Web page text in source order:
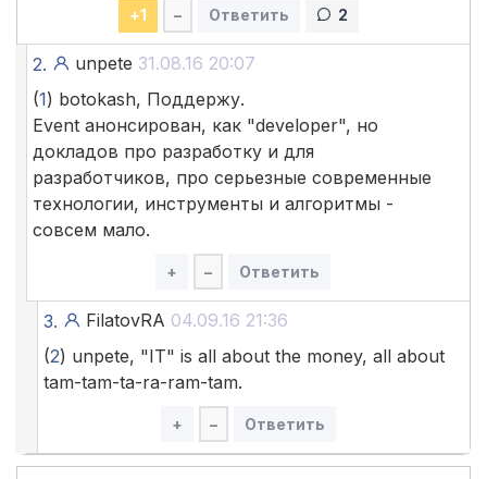
+1 – Ответить 2
2. unpete 31.08.16 20:07
(1) botokash, Поддержу.
Event анонсирован, как "developer", но
докладов про разработку и для
разработчиков, про серьезные современные
технологии, инструменты и алгоритмы -
совсем мало.
+ – Ответить
3. FilatovRA 04.09.16 21:36
(2) unpete, "IT" is all about the money, all about
tam-tam-ta-ra-ram-tam.
+ – Ответить